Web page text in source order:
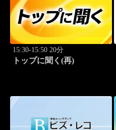
15:30-15:50 20分
トップに聞く(再)